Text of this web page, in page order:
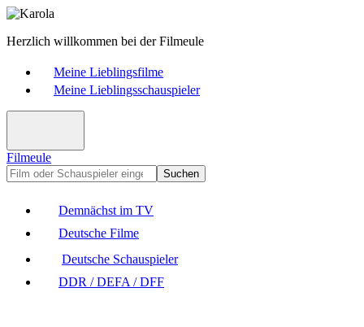
Herzlich willkommen bei der Filmeule
Meine Lieblingsfilme
Meine Lieblingsschauspieler
Filmeule
Suchen
Demnächst im TV
Deutsche Filme
Deutsche Schauspieler
DDR / DEFA / DFF